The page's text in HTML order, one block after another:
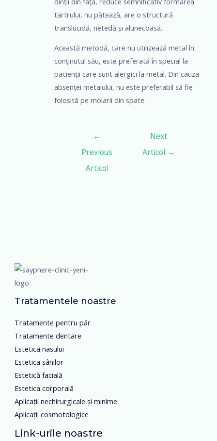
tartrului, nu pătează, are o structură
translucidă, netedă și alunecoasă.
Această metodă, care nu utilizează metal în
conținutul său, este preferată în special la
pacienții care sunt alergici la metal. Din cauza
absenței metalului, nu este preferabil să fie
folosită pe molarii din spate.
←
Previous
Articol
Next
Articol →
Tratamentele noastre
Tratamente pentru păr
Tratamente dentare
Estetica nasului
Estetica sânilor
Estetică facială
Estetica corporală
Aplicații nechirurgicale și minime
Aplicații cosmotologice
Link-urile noastre